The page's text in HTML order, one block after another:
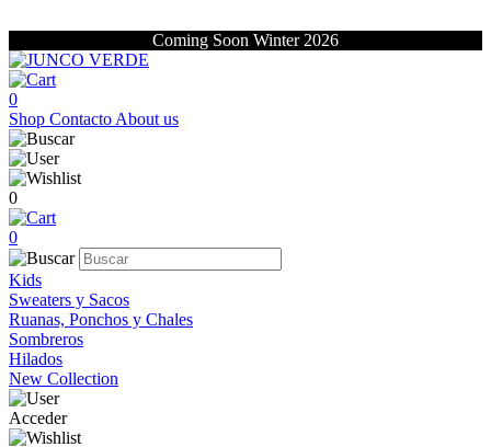
Coming Soon Winter 2026
0
Shop Contacto About us
0
0
Kids
Sweaters y Sacos
Ruanas, Ponchos y Chales
Sombreros
Hilados
New Collection
Acceder